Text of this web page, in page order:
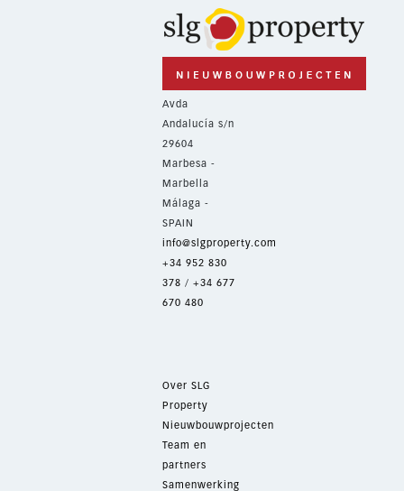
Avda
Andalucía s/n
29604
Marbesa -
Marbella
Málaga -
SPAIN
info@slgproperty.com
+34 952 830
378 / +34 677
670 480
Over SLG
Property
Nieuwbouwprojecten
Team en
partners
Samenwerking